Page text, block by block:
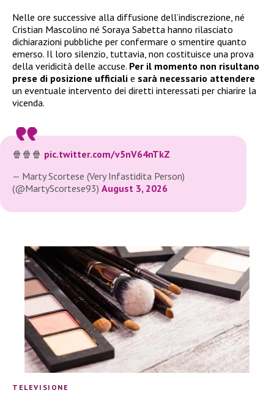
Nelle ore successive alla diffusione dell’indiscrezione, né
Cristian Mascolino né Soraya Sabetta hanno rilasciato
dichiarazioni pubbliche per confermare o smentire quanto
emerso. Il loro silenzio, tuttavia, non costituisce una prova
della veridicità delle accuse. Per il momento non risultano
prese di posizione ufficiali e sarà necessario attendere
un eventuale intervento dei diretti interessati per chiarire la
vicenda.
🍿🍿🍿 pic.twitter.com/v5nV64nTkZ
— Marty Scortese (Very Infastidita Person)
(@MartyScortese93) August 3, 2026
TELEVISIONE